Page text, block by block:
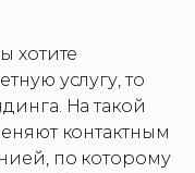
хотите
услугу, то
На такой
контактным
по которому